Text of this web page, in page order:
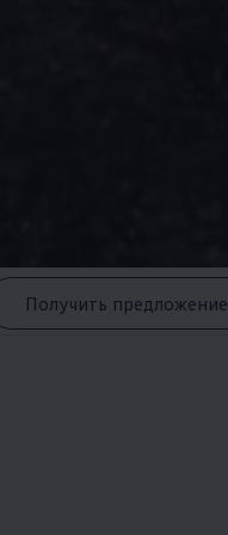
Получить предложение